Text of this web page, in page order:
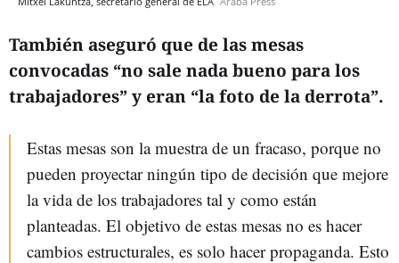
También aseguró que de las mesas
convocadas “no sale nada bueno para los
trabajadores” y eran “la foto de la derrota”.
Estas mesas son la muestra de un fracaso, porque no
pueden proyectar ningún tipo de decisión que mejore
la vida de los trabajadores tal y como están
planteadas. El objetivo de estas mesas no es hacer
cambios estructurales, es solo hacer propaganda. Esto